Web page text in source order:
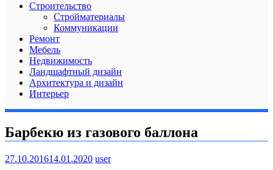
Строительство
Стройматериалы
Коммуникации
Ремонт
Мебель
Недвижимость
Ландшафтный дизайн
Архитектура и дизайн
Интерьер
Барбекю из газового баллона
27.10.201614.01.2020 user